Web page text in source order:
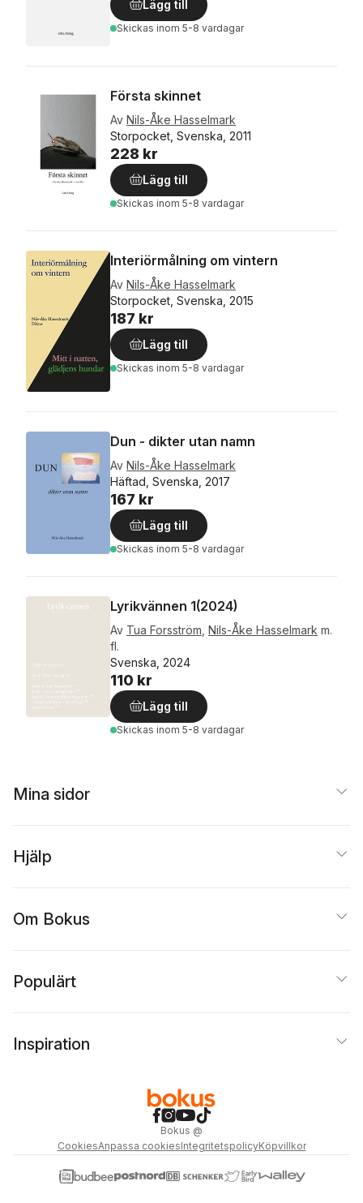
Lägg till
Skickas inom 5-8 vardagar
Första skinnet
Av Nils-Åke Hasselmark
Storpocket, Svenska, 2011
228 kr
Lägg till
Skickas inom 5-8 vardagar
Interiörmålning om vintern
Av Nils-Åke Hasselmark
Storpocket, Svenska, 2015
187 kr
Lägg till
Skickas inom 5-8 vardagar
Dun - dikter utan namn
Av Nils-Åke Hasselmark
Häftad, Svenska, 2017
167 kr
Lägg till
Skickas inom 5-8 vardagar
Lyrikvännen 1(2024)
Av Tua Forsström Nils-Åke Hasselmark m.
fl.
Svenska, 2024
110 kr
Lägg till
Skickas inom 5-8 vardagar
Mina sidor
Hjälp
Om Bokus
Populärt
Inspiration
Bokus @
CookiesAnpassa cookiesIntegritetspolicyKöpvillkor